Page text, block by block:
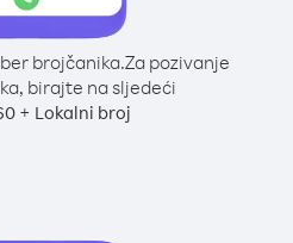
brojčanika.Za pozivanje
birajte na sljedeći
+ Lokalni broj